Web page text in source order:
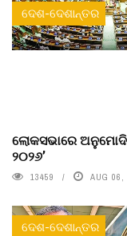
ଦେଶ-ଦେଶାନ୍ତର
ଲୋକସଭାରେ
୨୦୨୬’
13459 AUG 06,
ଦେଶ-ଦେଶାନ୍ତର